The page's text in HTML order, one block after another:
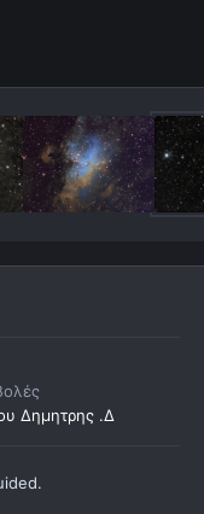
Δημητρης .Δ